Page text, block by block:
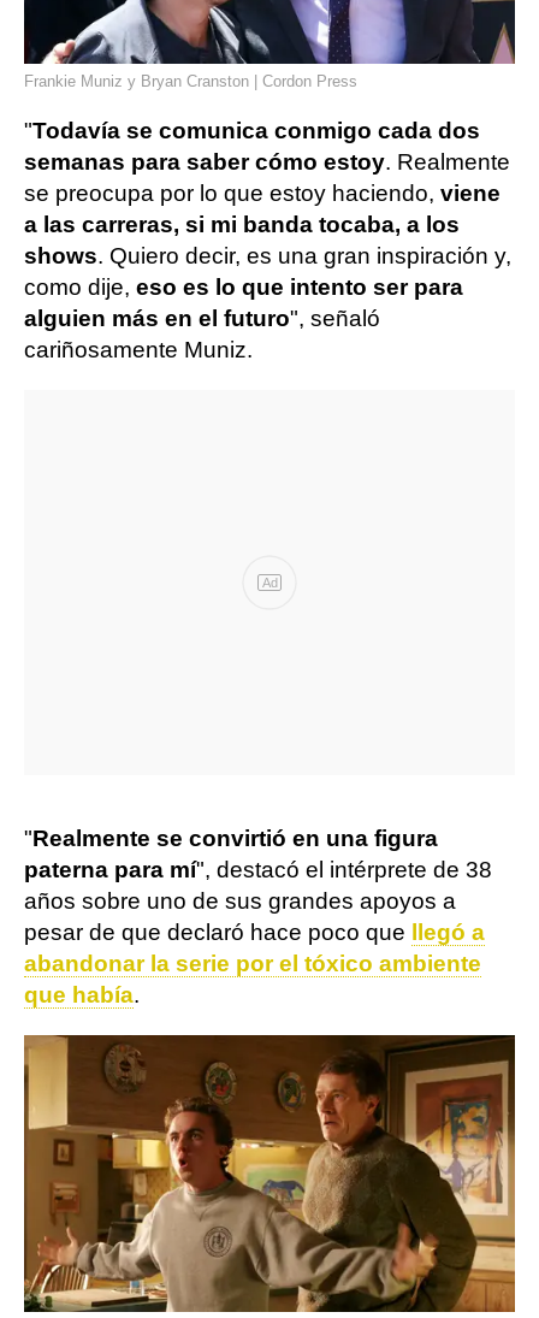
Frankie Muniz y Bryan Cranston | Cordon Press
"Todavía se comunica conmigo cada dos
semanas para saber cómo estoy. Realmente
se preocupa por lo que estoy haciendo, viene
a las carreras, si mi banda tocaba, a los
shows. Quiero decir, es una gran inspiración y,
como dije, eso es lo que intento ser para
alguien más en el futuro", señaló
cariñosamente Muniz.
Ad
"Realmente se convirtió en una figura
paterna para mí", destacó el intérprete de 38
años sobre uno de sus grandes apoyos a
pesar de que declaró hace poco que
llegó a
abandonar la serie por el tóxico ambiente
que había.